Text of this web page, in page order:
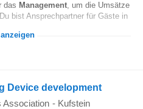
das Management, um die Umsätze
bist Ansprechpartner für Gäste in
Device development
Association - Kufstein